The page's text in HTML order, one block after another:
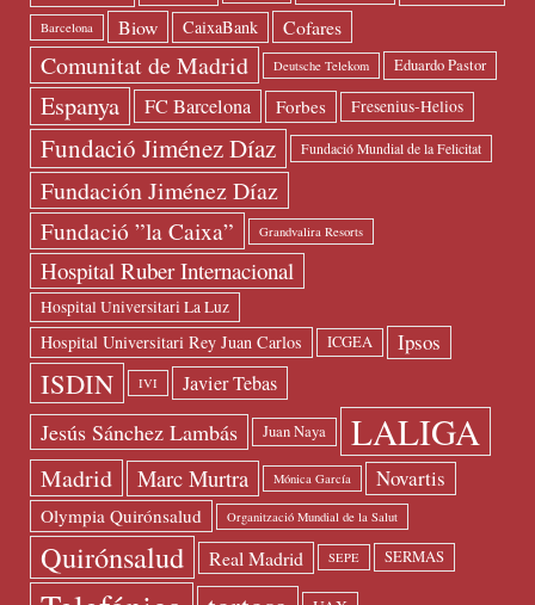
Barcelona Biow CaixaBank Cofares
Comunitat de Madrid Deutsche Telekom Eduardo Pastor
Espanya FC Barcelona Forbes Fresenius-Helios
Fundació Jiménez Díaz Fundació Mundial de la Felicitat
Fundación Jiménez Díaz
Fundació ”la Caixa” Grandvalira Resorts
Hospital Ruber Internacional
Hospital Universitari La Luz
Hospital Universitari Rey Juan Carlos ICGEA Ipsos
ISDIN IVI Javier Tebas
Jesús Sánchez Lambás Juan Naya LALIGA
Madrid Marc Murtra Mónica García Novartis
Olympia Quirónsalud Organització Mundial de la Salut
Quirónsalud Real Madrid SEPE SERMAS